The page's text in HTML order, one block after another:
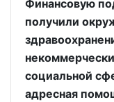
Финансовую
получили
социальной
адресная